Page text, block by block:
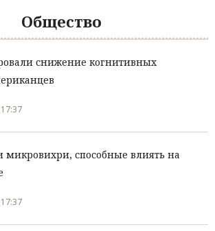
Общество
снижение когнитивных
способные влиять на